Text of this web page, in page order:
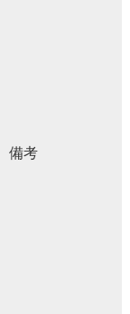
備考